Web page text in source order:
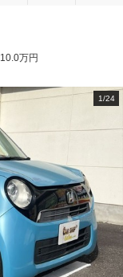
10.0万円
1/24